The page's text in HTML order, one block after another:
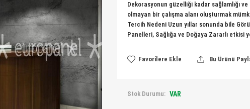
Dekorasyonun güzelliği kadar sağlamlığı
olmayan bir çalışma alanı oluşturmak
Tercih Nedeni Uzun yıllar sonunda bile
Panelleri, Sağlığa ve Doğaya Zararlı etkisi
Favorilere Ekle Bu Ürünü
Stok Durumu: VAR